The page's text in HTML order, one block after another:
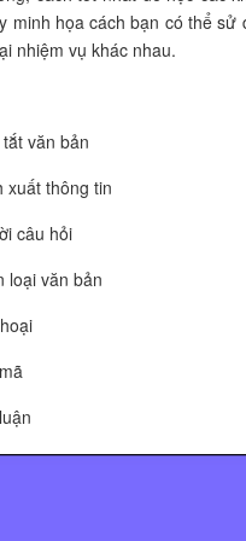
minh họa cách bạn có thể
nhiệm vụ khác nhau.
văn bản
xuất thông tin
câu hỏi
loại văn bản